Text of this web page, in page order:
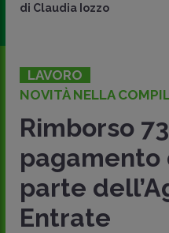
di Claudia Iozzo
LAVORO
NOVITÀ NELLA
Rimborso
parte
Entrate